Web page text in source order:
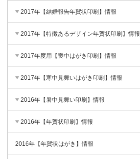
2017年【結婚報告年賀状印刷】情報
2017年【特徴あるデザイン年賀状印刷】情報
2017年度用【喪中はがき印刷】情報
2017年【寒中見舞いはがき印刷】情報
2016年【暑中見舞い印刷】情報
2016年【年賀状印刷】情報
2016年【年賀状はがき】情報